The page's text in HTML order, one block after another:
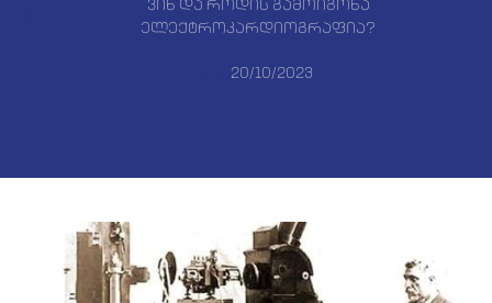
ვინ და როდის გამოიგონა
ელექტროკარდიოგრაფია?
20/10/2023